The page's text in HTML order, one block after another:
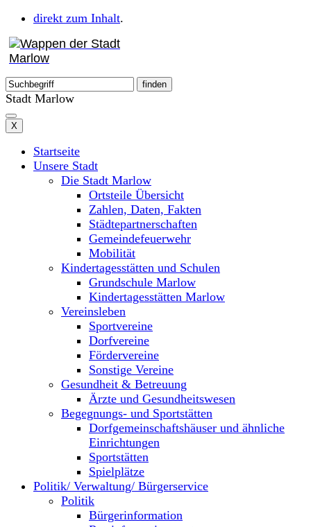
direkt zum Inhalt.
Stadt Marlow
X
Startseite
Unsere Stadt
Die Stadt Marlow
Ortsteile Übersicht
Zahlen, Daten, Fakten
Städtepartnerschaften
Gemeindefeuerwehr
Mobilität
Kindertagesstätten und Schulen
Grundschule Marlow
Kindertagesstätten Marlow
Vereinsleben
Sportvereine
Dorfvereine
Fördervereine
Sonstige Vereine
Gesundheit & Betreuung
Ärzte und Gesundheitswesen
Begegnungs- und Sportstätten
Dorfgemeinschaftshäuser und ähnliche
Einrichtungen
Sportstätten
Spielplätze
Politik/ Verwaltung/ Bürgerservice
Politik
Bürgerinformation